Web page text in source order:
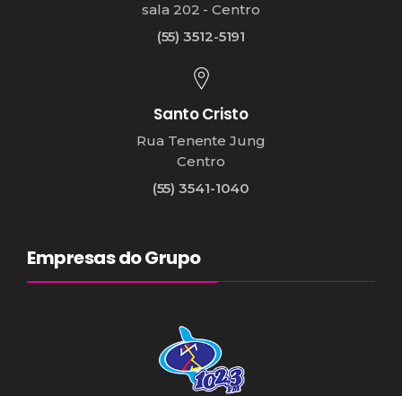
sala 202 - Centro
(55) 3512-5191
Santo Cristo
Rua Tenente Jung
Centro
(55) 3541-1040
Empresas do Grupo